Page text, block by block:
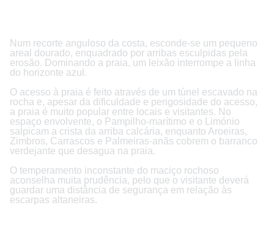
Num recorte anguloso da costa, esconde-se um pequeno
areal dourado, enquadrado por arribas esculpidas pela
erosão. Dominando a praia, um leixão interrompe a linha
do horizonte azul.
O acesso à praia é feito através de um túnel escavado na
rocha e, apesar da dificuldade e perigosidade do acesso,
a praia é muito popular entre locais e visitantes. No
espaço envolvente, o Pampilho-marítimo e o Limónio
salpicam a crista da arriba calcária, enquanto Aroeiras,
Zimbros, Carrascos e Palmeiras-anãs cobrem o barranco
verdejante que desagua na praia.
O temperamento inconstante do maciço rochoso
aconselha muita prudência, pelo que o visitante deverá
guardar uma distância de segurança em relação às
escarpas altaneiras.